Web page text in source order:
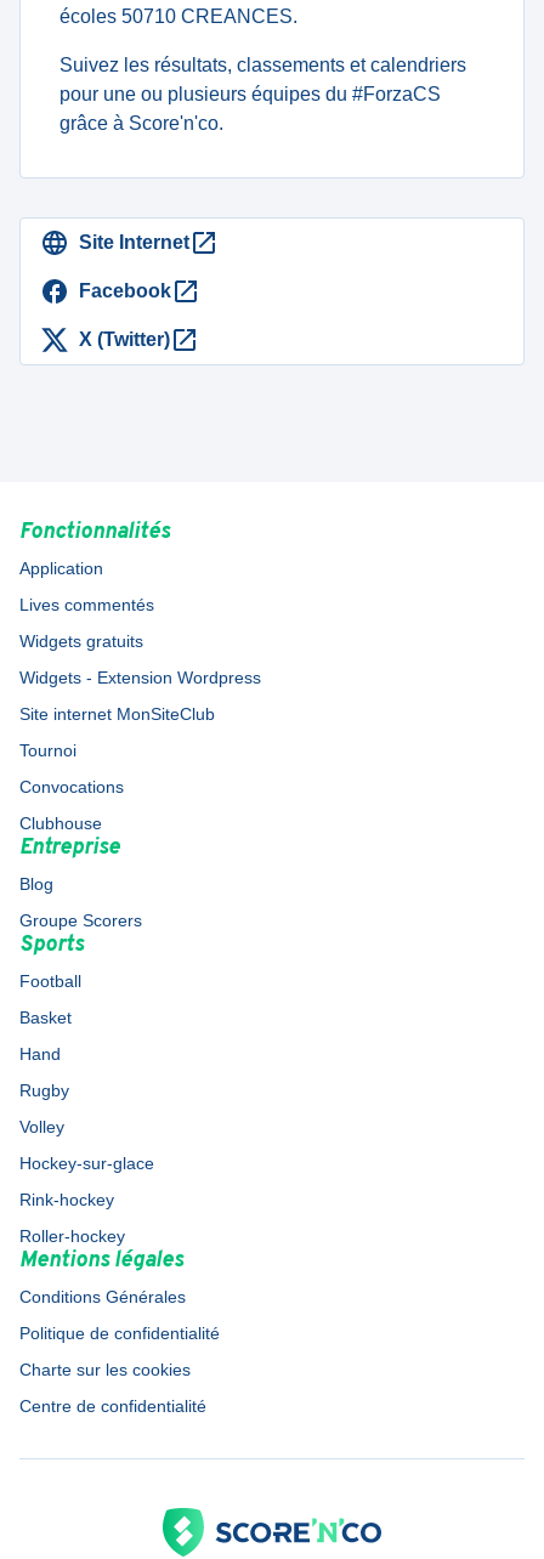
écoles 50710 CREANCES.
Suivez les résultats, classements et calendriers
pour une ou plusieurs équipes du #ForzaCS
grâce à Score'n'co.
Site Internet
Facebook
X (Twitter)
Fonctionnalités
Application
Lives commentés
Widgets gratuits
Widgets - Extension Wordpress
Site internet MonSiteClub
Tournoi
Convocations
Clubhouse
Entreprise
Blog
Groupe Scorers
Sports
Football
Basket
Hand
Rugby
Volley
Hockey-sur-glace
Rink-hockey
Roller-hockey
Mentions légales
Conditions Générales
Politique de confidentialité
Charte sur les cookies
Centre de confidentialité